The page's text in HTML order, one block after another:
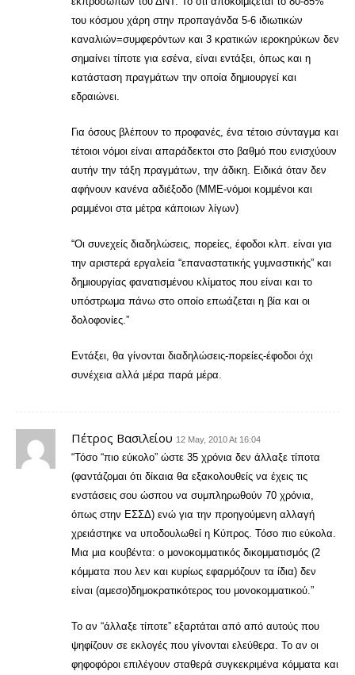
του κόσμου χάρη στην προπαγάνδα 5-6 ιδιωτικών
καναλιών=συμφερόντων και 3 κρατικών ιεροκηρύκων δεν
σημαίνει τίποτε για εσένα, είναι εντάξει, όπως και η
κατάσταση πραγμάτων την οποία δημιουργεί και
εδραιώνει.
Για όσους βλέπουν το προφανές, ένα τέτοιο σύνταγμα και
τέτοιοι νόμοι είναι απαράδεκτοι στο βαθμό που ενισχύουν
αυτήν την τάξη πραγμάτων, την άδικη. Ειδικά όταν δεν
αφήνουν κανένα αδιέξοδο (ΜΜΕ-νόμοι κομμένοι και
ραμμένοι στα μέτρα κάποιων λίγων)
“Οι συνεχείς διαδηλώσεις, πορείες, έφοδοι κλπ. είναι για
την αριστερά εργαλεία “επαναστατικής γυμναστικής” και
δημιουργίας φανατισμένου κλίματος που είναι και το
υπόστρωμα πάνω στο οποίο επωάζεται η βία και οι
δολοφονίες.”
Εντάξει, θα γίνονται διαδηλώσεις-πορείες-έφοδοι όχι
συνέχεια αλλά μέρα παρά μέρα.
Πέτρος Βασιλείου 12 May, 2010 At 16:04
“Τόσο “πιο εύκολο” ώστε 35 χρόνια δεν άλλαξε τίποτα
(φαντάζομαι ότι δίκαια θα εξακολουθείς να έχεις τις
ενστάσεις σου ώσπου να συμπληρωθούν 70 χρόνια,
όπως στην ΕΣΣΔ) ενώ για την προηγούμενη αλλαγή
χρειάστηκε να υποδουλωθεί η Κύπρος. Τόσο πιο εύκολα.
Μια μια κουβέντα: ο μονοκομματικός δικομματισμός (2
κόμματα που λεν και κυρίως εφαρμόζουν τα ίδια) δεν
είναι (αμεσο)δημοκρατικότερος του μονοκομματικού.”
Το αν “άλλαξε τίποτε” εξαρτάται από από αυτούς που
ψηφίζουν σε εκλογές που γίνονται ελεύθερα. Το αν οι
φηφοφόροι επιλέγουν σταθερά συγκεκριμένα κόμματα και